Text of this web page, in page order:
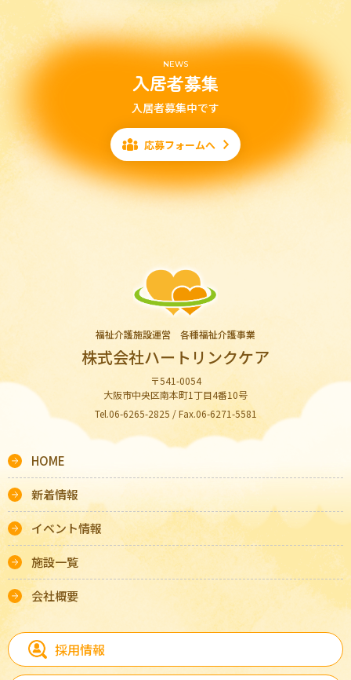
NEWS
入居者募集
入居者募集中です
応募フォームへ
福祉介護施設運営 各種福祉介護事業
株式会社ハートリンクケア
〒541-0054
大阪市中央区南本町1丁目4番10号
Tel.06-6265-2825 / Fax.06-6271-5581
HOME
新着情報
イベント情報
施設一覧
会社概要
採用情報